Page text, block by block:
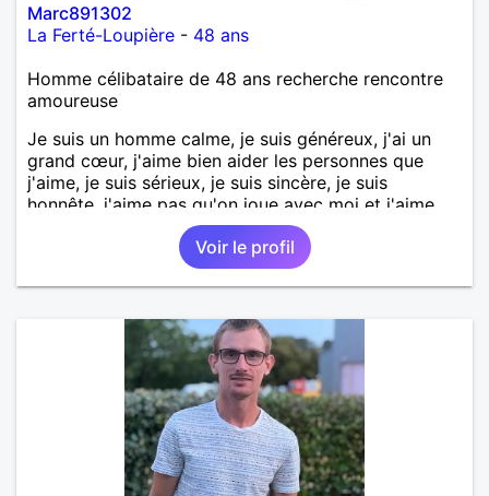
Marc891302
La Ferté-Loupière - 48 ans
Homme célibataire de 48 ans recherche rencontre
amoureuse
Je suis un homme calme, je suis généreux, j'ai un
grand cœur, j'aime bien aider les personnes que
j'aime, je suis sérieux, je suis sincère, je suis
honnête, j'aime pas qu'on joue avec moi et j'aime
pas les mensonges. Je cherche une relation
amoureuse et sérieuse.Voir le profil